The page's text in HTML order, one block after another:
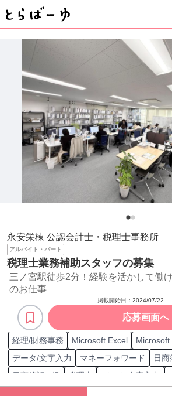
永安栄棟 公認会計士・税理士事務所
アルバイト・パート
税理士業務補助スタッフの募集
三ノ宮駅徒歩2分！経験を活かして働
のお仕事
掲載開始日： 2024/07/22
応募画面へ
経理/財務事務 Microsoft Excel Microsoft
データ/文字入力
マネーフォワード
日商
日商簿記 3級
税理士 データ/文字入力